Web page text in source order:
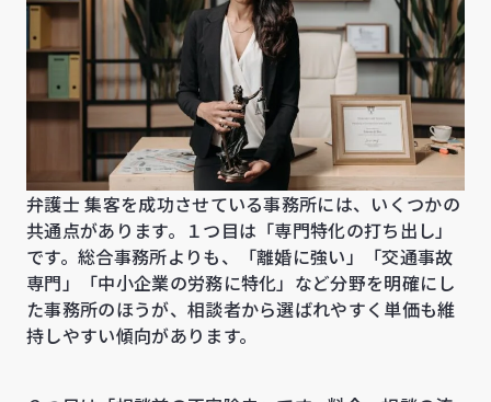
弁護士 集客を成功させている事務所には、いくつかの
共通点があります。１つ目は「専門特化の打ち出し」
です。総合事務所よりも、「離婚に強い」「交通事故
専門」「中小企業の労務に特化」など分野を明確にし
た事務所のほうが、相談者から選ばれやすく単価も維
持しやすい傾向があります。